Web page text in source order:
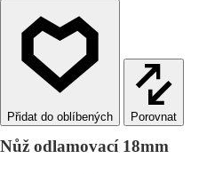
Porovnat
Nůž odlamovací 18mm